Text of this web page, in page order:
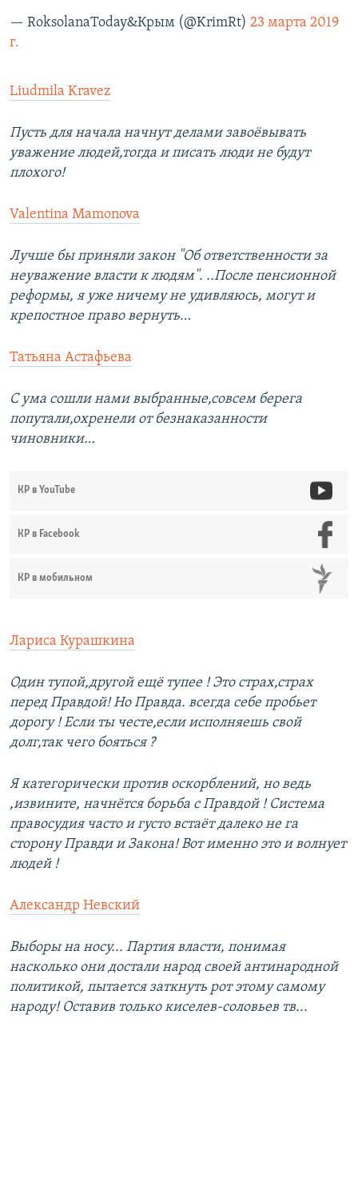
— RoksolanaToday&Крым (@KrimRt) 23 марта 2019
г.
Liudmila Kravez
Пусть для начала начнут делами завоёвывать
уважение людей,тогда и писать люди не будут
плохого!
Valentina Mamonova
Лучше бы приняли закон "Об ответственности за
неуважение власти к людям". ..После пенсионной
реформы, я уже ничему не удивляюсь, могут и
крепостное право вернуть…
Татьяна Астафьева
С ума сошли нами выбранные,совсем берега
попутали,охренели от безнаказанности
чиновники…
КР в YouTube
КР в Facebook
КР в мобильном
Лариса Курашкина
Один тупой,другой ещё тупее ! Это страх,страх
перед Правдой! Но Правда. всегда себе пробьет
дорогу ! Если ты честе,если исполняешь свой
долг,так чего бояться ?
Я категорически против оскорблений, но ведь
,извините, начнётся борьба с Правдой ! Система
правосудия часто и густо встаёт далеко не га
сторону Правди и Закона! Вот именно это и волнует
людей !
Александр Невский
Выборы на носу... Партия власти, понимая
насколько они достали народ своей антинародной
политикой, пытается заткнуть рот этому самому
народу! Оставив только киселев-соловьев тв...